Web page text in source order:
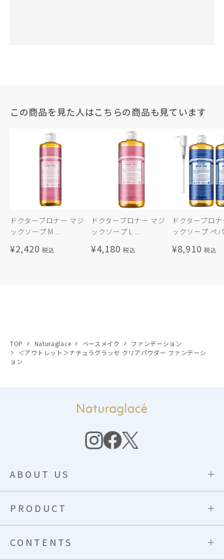
TOP Naturaglace ベースメイク
ファンデーション
＜アウトレット＞ナチュラグラッセ クリアパウダー ファンデーシ
ョン
この商品を見た人はこちらの商品も見ています
ドクターブロナー マジ
ックソープ M ...
¥2,420
ドクターブロナー マジ
ックソープ L ...
¥4,180
ドクターブロ
ックソープ ペ
¥8,910
ABOUT US
PRODUCT
CONTENTS